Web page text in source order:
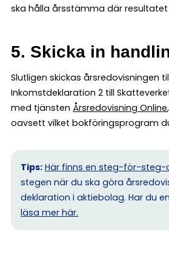
ska hålla årsstämma där
5. Skicka in
Slutligen skickas årsredovisningen
Inkomstdeklaration 2 till
med tjänsten Årsredovisning Online
oavsett vilket bokföringsprogram
Tips: Här finns en steg-för-steg-
stegen när du ska göra
deklaration i aktiebolag. Har du
läsa mer här.